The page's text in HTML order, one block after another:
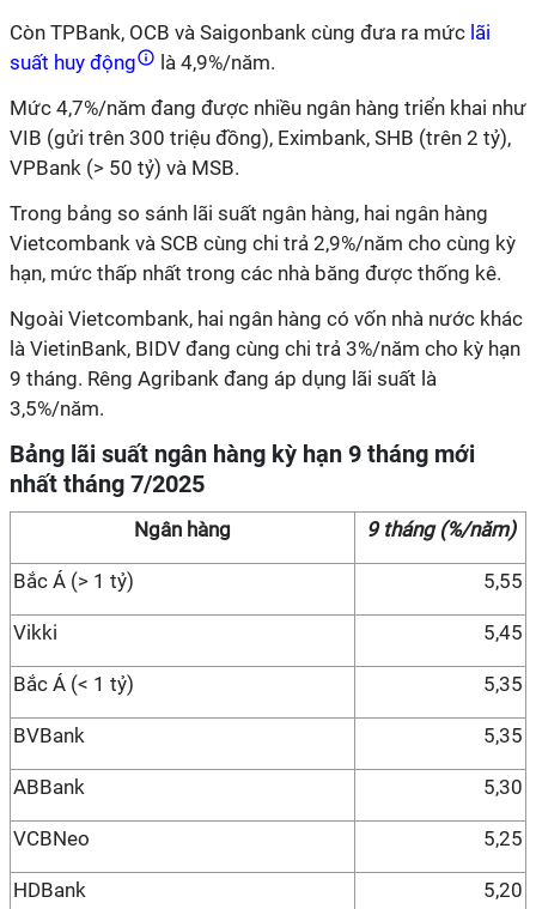
Còn TPBank, OCB và Saigonbank cùng đưa ra mức lãi
suất huy động
là 4,9%/năm.
Mức 4,7%/năm đang được nhiều ngân hàng triển khai như
VIB (gửi trên 300 triệu đồng), Eximbank, SHB (trên 2 tỷ),
VPBank (> 50 tỷ) và MSB.
Trong bảng so sánh lãi suất ngân hàng, hai ngân hàng
Vietcombank và SCB cùng chi trả 2,9%/năm cho cùng kỳ
hạn, mức thấp nhất trong các nhà băng được thống kê.
Ngoài Vietcombank, hai ngân hàng có vốn nhà nước khác
là VietinBank, BIDV đang cùng chi trả 3%/năm cho kỳ hạn
9 tháng. Rêng Agribank đang áp dụng lãi suất là
3,5%/năm.
Bảng lãi suất ngân hàng kỳ hạn 9 tháng mới
nhất tháng 7/2025
Ngân hàng 9 tháng (%/năm)
Bắc Á (> 1 tỷ) 5,55
Vikki 5,45
Bắc Á (< 1 tỷ) 5,35
BVBank 5,35
ABBank 5,30
VCBNeo 5,25
HDBank 5,20